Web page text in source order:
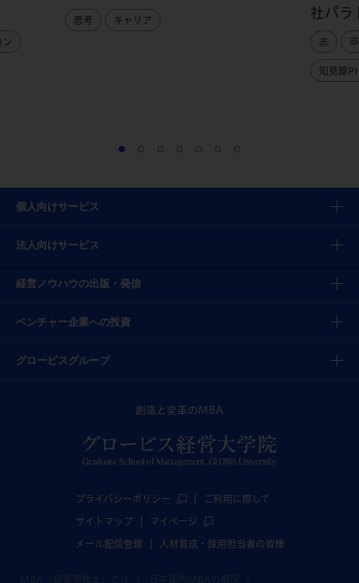
ン
思考 キャリア
社パラ
志
知見録
個人向けサービス
法人向けサービス
経営ノウハウの出版・発信
ベンチャー企業への投資
グロービスグループ
創造と変革のMBA
プライバシーポリシー ご利用に際して
サイトマップ マイページ
メール配信登録 人材育成・採用担当者の皆様